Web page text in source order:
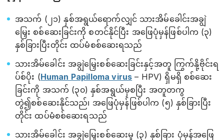
အသက် (၂၁) နှစ်အရွယ်ရောက်လျှင် သားအိမ်ခေါင်းအချွဲ
မြှေး စစ်ဆေးခြင်းကို စတင်နိုင်ပြီး အဖြေပုံမှန်ဖြစ်ပါက (၃)
နှစ်ခြားပြီးတိုင်း ထပ်မံစစ်ဆေးရသည်
သားအိမ်ခေါင်း အချွဲမြှေးစစ်ဆေးခြင်းနှင့်အတူ ကြွက်နို့ဗိုင်းရ
ပ်စ်ပိုး (Human Papilloma virus – HPV) ရှိမရှိ စစ်ဆေး
ခြင်းကို အသက် (၃၀) နှစ်အရွယ်မှစပြီး အတူတကွ
တွဲ၍စစ်ဆေးနိုင်သည်၊ အဖြေပုံမှန်ဖြစ်ပါက (၅) နှစ်ခြားပြီး
တိုင်း ထပ်မံစစ်ဆေးရသည်
သားအိမ်ခေါင်း အချွဲမြှေးစစ်ဆေးမှု (၃) နှစ်ခြား ပုံမှန်အဖြေ